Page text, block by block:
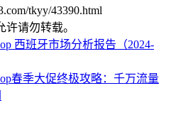
tkyy/43390.html
请勿转载。
西班牙市场分析报告（2024-
春季大促终极攻略：千万流量